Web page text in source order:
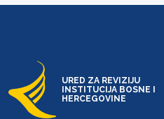
URED ZA REVIZIJU
INSTITUCIJA BOSNE I
HERCEGOVINE